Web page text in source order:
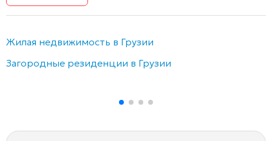
Жилая недвижимость в Грузии
Загородные резиденции в Грузии